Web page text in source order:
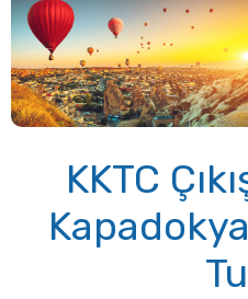
KKTC